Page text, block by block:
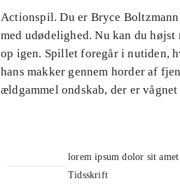
Actionspil. Du er Bryce
med udødelighed. Nu kan du højst
op igen. Spillet foregår i nutiden,
hans makker gennem horder af
ældgammel ondskab, der er vågnet
lorem ipsum dolor sit
Tidsskrift